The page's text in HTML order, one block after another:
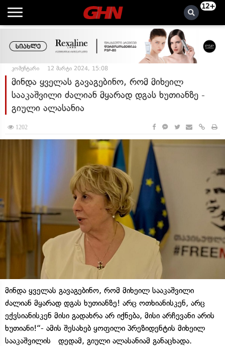
12+
კომენტარი 12 მარტი 2024, 15:08
მინდა ყველას გავაგებინო, რომ მიხეილ
სააკაშვილი ძალიან მყარად დგას ხუთიანზე -
გიული ალასანია
1202
მინდა ყველას გავაგებინო, რომ მიხეილ სააკაშვილი
ძალიან მყარად დგას ხუთიანზე! არც ოთხიანისკენ, არც
ექვსიანისკენ მისი გადახრა არ იქნება, მისი არჩევანი არის
ხუთიანი!“- ამის შესახებ ყოფილი პრეზიდენტის მიხეილ
სააკაშვილის დედამ, გიული ალასანიამ განაცხადა.